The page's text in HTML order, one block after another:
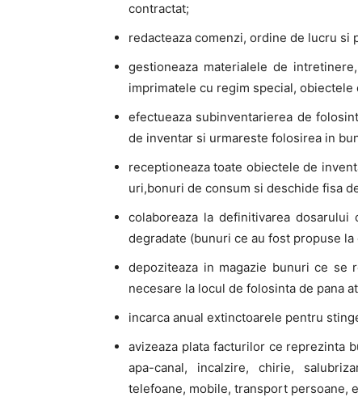
contractat;
redacteaza comenzi, ordine de lucru
gestioneaza materialele de
imprimatele cu regim special,
efectueaza subinventarierea de
de inventar si urmareste folosirea in
receptioneaza toate obiectele de
uri,bonuri de consum si deschide fisa
colaboreaza la definitivarea
degradate (bunuri ce au fost propuse
depoziteaza in magazie bunuri ce
necesare la locul de folosinta de pana
incarca anual extinctoarele pentru
avizeaza plata facturilor ce reprezinta
apa-canal, incalzire, chirie,
telefoane, mobile, transport persoane,